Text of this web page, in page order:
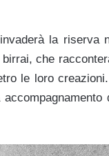
la riserva
che
le loro